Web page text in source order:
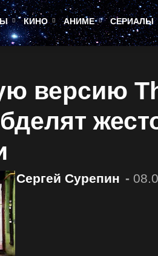
КИНО АНИМЕ СЕРИАЛЫ
версию
Сергей Сурепин -